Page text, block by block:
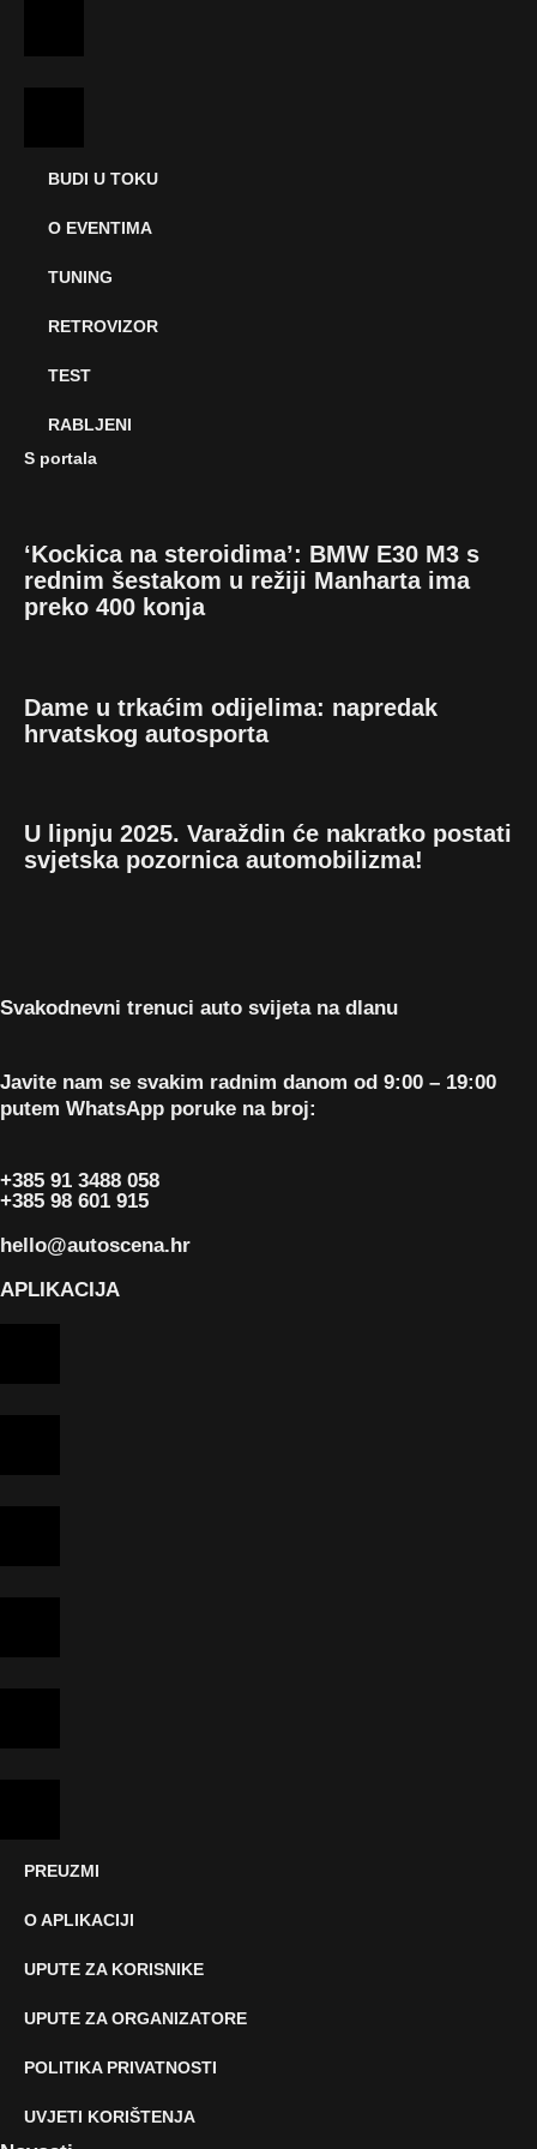
BUDI U TOKU
O EVENTIMA
TUNING
RETROVIZOR
TEST
RABLJENI
S portala
‘Kockica na steroidima’: BMW E30 M3 s
rednim šestakom u režiji Manharta ima
preko 400 konja
Dame u trkaćim odijelima: napredak
hrvatskog autosporta
U lipnju 2025. Varaždin će nakratko postati
svjetska pozornica automobilizma!
Svakodnevni trenuci auto svijeta na dlanu
Javite nam se svakim radnim danom od 9:00 – 19:00
putem WhatsApp poruke na broj:
+385 91 3488 058
+385 98 601 915
hello@autoscena.hr
APLIKACIJA
PREUZMI
O APLIKACIJI
UPUTE ZA KORISNIKE
UPUTE ZA ORGANIZATORE
POLITIKA PRIVATNOSTI
UVJETI KORIŠTENJA